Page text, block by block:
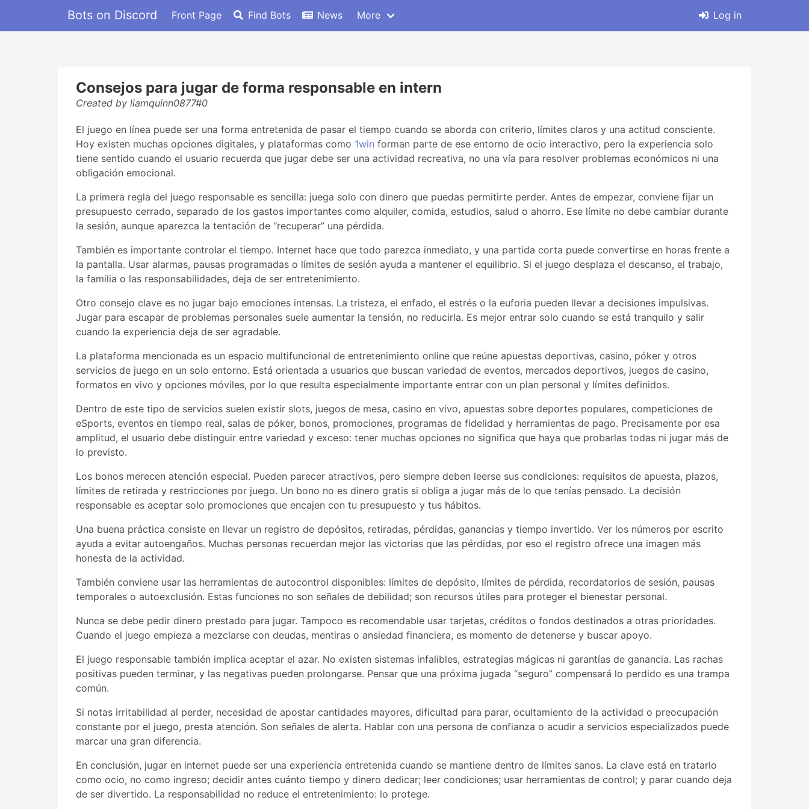
Bots on Discord Front Page Find Bots News More Log in
Consejos para jugar de forma responsable en intern
Created by liamquinn0877#0
El juego en línea puede ser una forma entretenida de pasar el tiempo cuando se aborda con criterio, límites claros y una actitud consciente.
Hoy existen muchas opciones digitales, y plataformas como 1win forman parte de ese entorno de ocio interactivo, pero la experiencia solo
tiene sentido cuando el usuario recuerda que jugar debe ser una actividad recreativa, no una vía para resolver problemas económicos ni una
obligación emocional.
La primera regla del juego responsable es sencilla: juega solo con dinero que puedas permitirte perder. Antes de empezar, conviene fijar un
presupuesto cerrado, separado de los gastos importantes como alquiler, comida, estudios, salud o ahorro. Ese límite no debe cambiar durante
la sesión, aunque aparezca la tentación de “recuperar” una pérdida.
También es importante controlar el tiempo. Internet hace que todo parezca inmediato, y una partida corta puede convertirse en horas frente a
la pantalla. Usar alarmas, pausas programadas o límites de sesión ayuda a mantener el equilibrio. Si el juego desplaza el descanso, el trabajo,
la familia o las responsabilidades, deja de ser entretenimiento.
Otro consejo clave es no jugar bajo emociones intensas. La tristeza, el enfado, el estrés o la euforia pueden llevar a decisiones impulsivas.
Jugar para escapar de problemas personales suele aumentar la tensión, no reducirla. Es mejor entrar solo cuando se está tranquilo y salir
cuando la experiencia deja de ser agradable.
La plataforma mencionada es un espacio multifuncional de entretenimiento online que reúne apuestas deportivas, casino, póker y otros
servicios de juego en un solo entorno. Está orientada a usuarios que buscan variedad de eventos, mercados deportivos, juegos de casino,
formatos en vivo y opciones móviles, por lo que resulta especialmente importante entrar con un plan personal y límites definidos.
Dentro de este tipo de servicios suelen existir slots, juegos de mesa, casino en vivo, apuestas sobre deportes populares, competiciones de
eSports, eventos en tiempo real, salas de póker, bonos, promociones, programas de fidelidad y herramientas de pago. Precisamente por esa
amplitud, el usuario debe distinguir entre variedad y exceso: tener muchas opciones no significa que haya que probarlas todas ni jugar más de
lo previsto.
Los bonos merecen atención especial. Pueden parecer atractivos, pero siempre deben leerse sus condiciones: requisitos de apuesta, plazos,
límites de retirada y restricciones por juego. Un bono no es dinero gratis si obliga a jugar más de lo que tenías pensado. La decisión
responsable es aceptar solo promociones que encajen con tu presupuesto y tus hábitos.
Una buena práctica consiste en llevar un registro de depósitos, retiradas, pérdidas, ganancias y tiempo invertido. Ver los números por escrito
ayuda a evitar autoengaños. Muchas personas recuerdan mejor las victorias que las pérdidas, por eso el registro ofrece una imagen más
honesta de la actividad.
También conviene usar las herramientas de autocontrol disponibles: límites de depósito, límites de pérdida, recordatorios de sesión, pausas
temporales o autoexclusión. Estas funciones no son señales de debilidad; son recursos útiles para proteger el bienestar personal.
Nunca se debe pedir dinero prestado para jugar. Tampoco es recomendable usar tarjetas, créditos o fondos destinados a otras prioridades.
Cuando el juego empieza a mezclarse con deudas, mentiras o ansiedad financiera, es momento de detenerse y buscar apoyo.
El juego responsable también implica aceptar el azar. No existen sistemas infalibles, estrategias mágicas ni garantías de ganancia. Las rachas
positivas pueden terminar, y las negativas pueden prolongarse. Pensar que una próxima jugada “seguro” compensará lo perdido es una trampa
común.
Si notas irritabilidad al perder, necesidad de apostar cantidades mayores, dificultad para parar, ocultamiento de la actividad o preocupación
constante por el juego, presta atención. Son señales de alerta. Hablar con una persona de confianza o acudir a servicios especializados puede
marcar una gran diferencia.
En conclusión, jugar en internet puede ser una experiencia entretenida cuando se mantiene dentro de límites sanos. La clave está en tratarlo
como ocio, no como ingreso; decidir antes cuánto tiempo y dinero dedicar; leer condiciones; usar herramientas de control; y parar cuando deja
de ser divertido. La responsabilidad no reduce el entretenimiento: lo protege.